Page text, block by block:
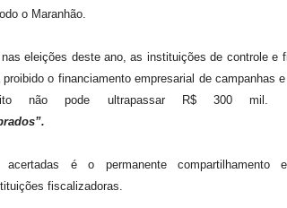
o Maranhão.
eleições deste ano, as instituições de controle e
o financiamento empresarial de campanhas
não pode ultrapassar R$ 300 mil.
acertadas éo permanente compartilhamento
fiscalizadoras